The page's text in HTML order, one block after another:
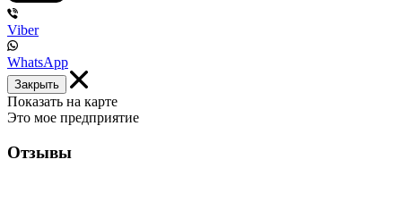
Viber
WhatsApp
Закрыть
Показать на карте
Это мое предприятие
Отзывы